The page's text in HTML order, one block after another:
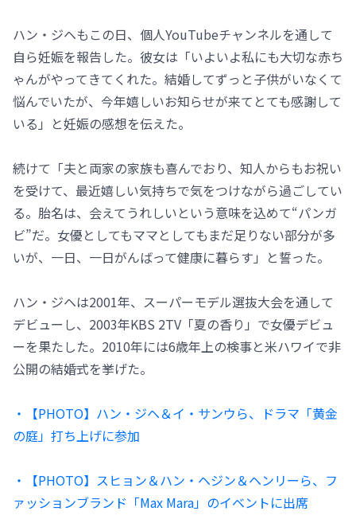
ハン・ジヘもこの日、個人YouTubeチャンネルを通して
自ら妊娠を報告した。彼女は「いよいよ私にも大切な赤ち
ゃんがやってきてくれた。結婚してずっと子供がいなくて
悩んでいたが、今年嬉しいお知らせが来てとても感謝して
いる」と妊娠の感想を伝えた。
続けて「夫と両家の家族も喜んでおり、知人からもお祝い
を受けて、最近嬉しい気持ちで気をつけながら過ごしてい
る。胎名は、会えてうれしいという意味を込めて“パンガ
ビ”だ。女優としてもママとしてもまだ足りない部分が多
いが、一日、一日がんばって健康に暮らす」と誓った。
ハン・ジヘは2001年、スーパーモデル選抜大会を通して
デビューし、2003年KBS 2TV「夏の香り」で女優デビュ
ーを果たした。2010年には6歳年上の検事と米ハワイで非
公開の結婚式を挙げた。
・【PHOTO】ハン・ジヘ＆イ・サンウら、ドラマ「黄金
の庭」打ち上げに参加
・【PHOTO】スヒョン＆ハン・ヘジン＆ヘンリーら、フ
ァッションブランド「Max Mara」のイベントに出席